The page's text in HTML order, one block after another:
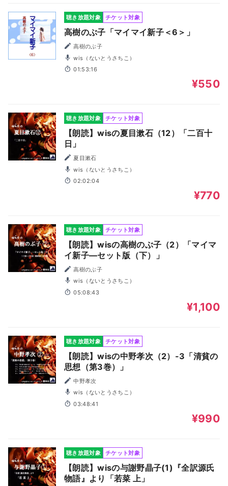
聴き放題対象 チケット対象
高樹のぶ子「マイマイ新子＜6＞」
高樹のぶ子
wis（ないとうさちこ）
01:53:16
¥550
聴き放題対象 チケット対象
【朗読】wisの夏目漱石（12）「二百十
日」
夏目漱石
wis（ないとうさちこ）
02:02:04
¥770
聴き放題対象 チケット対象
【朗読】wisの高樹のぶ子（2）「マイマ
イ新子―セット版（下）」
高樹のぶ子
wis（ないとうさちこ）
05:08:43
¥1,100
聴き放題対象 チケット対象
【朗読】wisの中野孝次（2）-3「清貧の
思想（第3巻）」
中野孝次
wis（ないとうさちこ）
03:48:41
¥990
聴き放題対象 チケット対象
【朗読】wisの与謝野晶子(1)『全訳源氏
物語』より「若菜 上」